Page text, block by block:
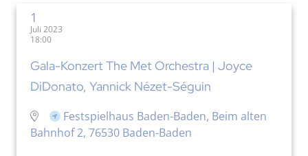
1
Juli 2023
18:00
Gala-Konzert The Met Orchestra | Joyce
DiDonato, Yannick Nézet-Séguin
Festspielhaus Baden-Baden, Beim alten
Bahnhof 2, 76530 Baden-Baden